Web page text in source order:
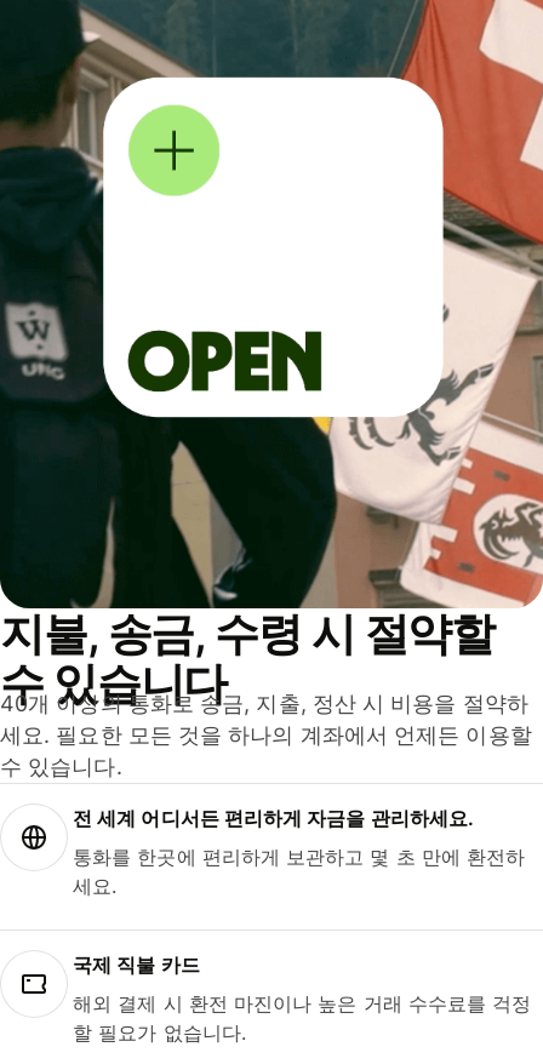
지불, 송금, 수령 시 절약할
수 있습니다
40개 이상의 통화로 송금, 지출, 정산 시 비용을 절약하
세요. 필요한 모든 것을 하나의 계좌에서 언제든 이용할
수 있습니다.
전 세계 어디서든 편리하게 자금을 관리하세요.
통화를 한곳에 편리하게 보관하고 몇 초 만에 환전하
세요.
국제 직불 카드
해외 결제 시 환전 마진이나 높은 거래 수수료를 걱정
할 필요가 없습니다.